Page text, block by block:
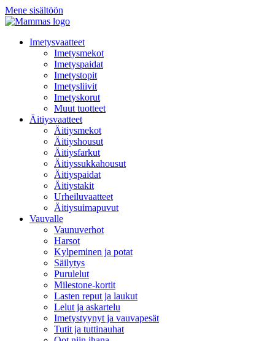
Mene sisältöön
Imetysvaatteet
Imetysmekot
Imetyspaidat
Imetystopit
Imetysliivit
Imetyskorut
Muut tuotteet
Äitiysvaatteet
Äitiysmekot
Äitiyshousut
Äitiysfarkut
Äitiyssukkahousut
Äitiyspaidat
Äitiystakit
Urheiluvaatteet
Äitiysuimapuvut
Vauvalle
Vaunuverhot
Harsot
Kylpeminen ja potat
Säilytys
Purulelut
Milestone-kortit
Lasten reput ja laukut
Lelut ja askartelu
Imetystyynyt ja vauvapesät
Tutit ja tuttinauhat